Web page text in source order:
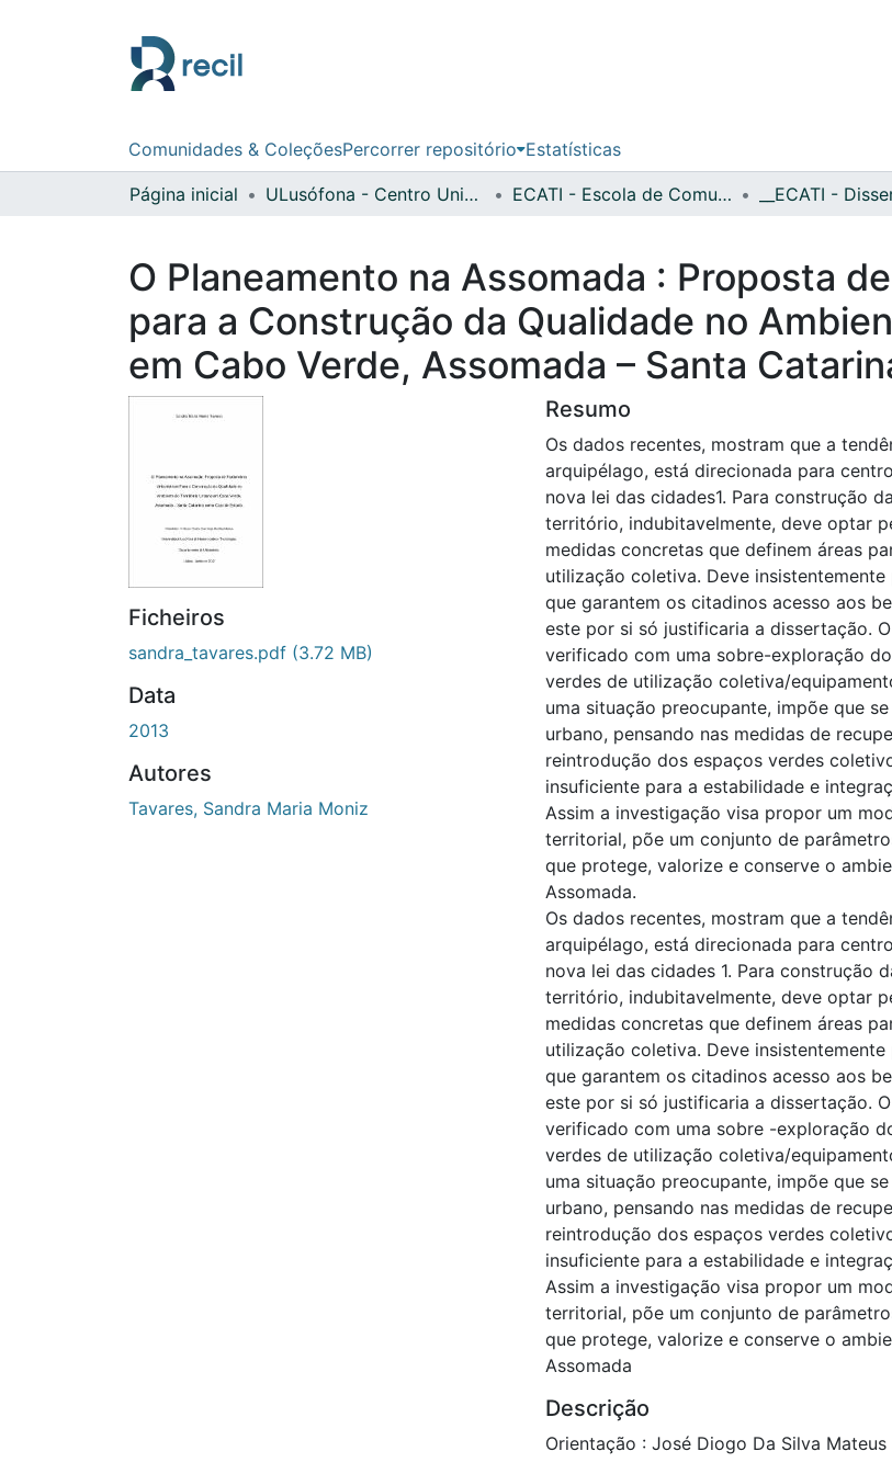
Comunidades & ColeçõesPercorrer repositório Estatísticas
Página inicial ULusófona - Centro Universitário de Lisboa ECATI - Escola de Comunicação, Arquitetura, Artes e Tecnologias da Informação
O Planeamento na Assomada : Proposta
para a Construção da Qualidade no
em Cabo Verde, Assomada – Santa
Ficheiros
sandra_tavares.pdf (3.72 MB)
Data
2013
Autores
Tavares, Sandra Maria Moniz
Resumo
Os dados recentes, mostram que a
arquipélago, está direcionada para
nova lei das cidades1. Para construção
território, indubitavelmente, deve optar
medidas concretas que definem áreas
utilização coletiva. Deve
que garantem os citadinos acesso aos
este por si só justificaria a dissertação.
verificado com uma sobre-exploração
verdes de utilização coletiva/
uma situação preocupante, impõe que
urbano, pensando nas medidas de
reintrodução dos espaços verdes
insuficiente para a estabilidade e
Assim a investigação visa propor um
territorial, põe um conjunto de
que protege, valorize e conserve o
Assomada.
Os dados recentes, mostram que a
arquipélago, está direcionada para
nova lei das cidades 1. Para construção
território, indubitavelmente, deve optar
medidas concretas que definem áreas
utilização coletiva. Deve
que garantem os citadinos acesso aos
este por si só justificaria a dissertação.
verificado com uma sobre -exploração
verdes de utilização coletiva/
uma situação preocupante, impõe que
urbano, pensando nas medidas de
reintrodução dos espaços verdes
insuficiente para a estabilidade e
Assim a investigação visa propor um
territorial, põe um conjunto de
que protege, valorize e conserve o
Assomada
Descrição
Orientação : José Diogo Da Silva Mateus